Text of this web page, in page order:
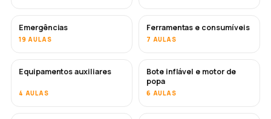
Emergências
19 AULAS
Ferramentas e consumíveis
7 AULAS
Equipamentos auxiliares
4 AULAS
Bote inflável e motor de
popa
6 AULAS